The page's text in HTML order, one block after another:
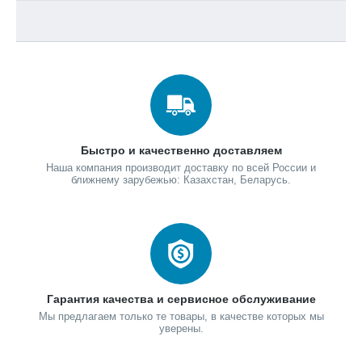
Быстро и качественно доставляем
Наша компания производит доставку по всей России и
ближнему зарубежью: Казахстан, Беларусь.
Гарантия качества и сервисное обслуживание
Мы предлагаем только те товары, в качестве которых мы
уверены.